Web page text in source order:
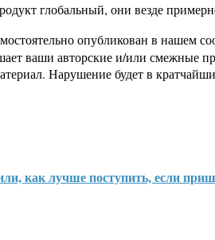
глобальный, они везде
опубликован в нашем
ваши авторские и/или смежные
Нарушение будет в
как лучше поступить, если